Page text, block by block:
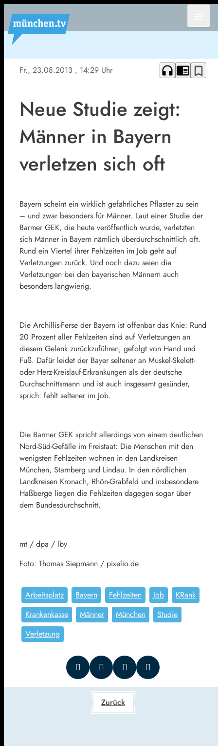
Fr., 23.08.2013 , 14:29 Uhr headphones chrome_reader_mode bookmark_border
Neue Studie zeigt:
Männer in Bayern
verletzen sich oft
Bayern scheint ein wirklich gefährliches Pflaster zu sein
– und zwar besonders für Männer. Laut einer Studie der
Barmer GEK, die heute veröffentlich wurde, verletzten
sich Männer in Bayern nämlich überdurchschnittlich oft.
Rund ein Viertel ihrer Fehlzeiten im Job geht auf
Verletzungen zurück. Und noch dazu seien die
Verletzungen bei den bayerischen Männern auch
besonders langwierig.
Die Archillis-Ferse der Bayern ist offenbar das Knie: Rund
20 Prozent aller Fehlzeiten sind auf Verletzungen an
diesem Gelenk zurückzuführen, gefolgt von Hand und
Fuß. Dafür leidet der Bayer seltener an Muskel-Skelett-
oder Herz-Kreislauf-Erkrankungen als der deutsche
Durchschnittsmann und ist auch insgesamt gesünder,
sprich: fehlt seltener im Job.
Die Barmer GEK spricht allerdings von einem deutlichen
Nord-Süd-Gefälle im Freistaat: Die Menschen mit den
wenigsten Fehlzeiten wohnen in den Landkreisen
München, Starnberg und Lindau. In den nördlichen
Landkreisen Kronach, Rhön-Grabfeld und insbesondere
Haßberge liegen die Fehlzeiten dagegen sogar über
dem Bundesdurchschnitt.
mt / dpa / lby
Foto: Thomas Siepmann / pixelio.de
Arbeitsplatz Bayern Fehlzeiten Job
KRank
Krankenkasse
Männer München
Studie
Verletzung
Zurück